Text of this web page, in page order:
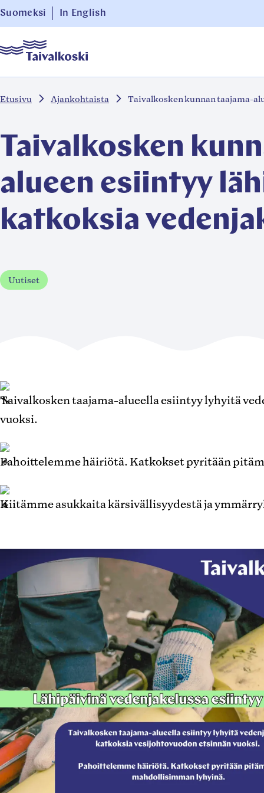
Siirry
sisältöön
Suomeksi In English
Taivalkoski
Etusivu Ajankohtaista Taivalkosken kunnan taajama-
Taivalkosken
alueen esiintyy
katkoksia
Uutiset
Taivalkosken taajama-alueella esiintyy lyhyitä
vuoksi.
Pahoittelemme häiriötä. Katkokset pyritään
Kiitämme asukkaita kärsivällisyydestä ja